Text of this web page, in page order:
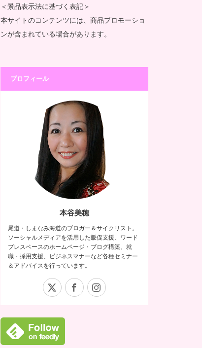
＜景品表示法に基づく表記＞
本サイトのコンテンツには、商品プロモーショ
ンが含まれている場合があります。
プロフィール
本谷美穂
尾道・しまなみ海道のブロガー＆サイクリスト。
ソーシャルメディアを活用した販促支援、ワード
プレスベースのホームページ・ブログ構築、就
職・採用支援、ビジネスマナーなど各種セミナー
＆アドバイスを行っています。
Facebook